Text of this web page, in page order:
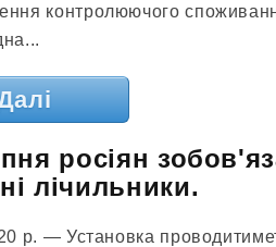
контролюючого
росіян
лічильники.
р. — Установка